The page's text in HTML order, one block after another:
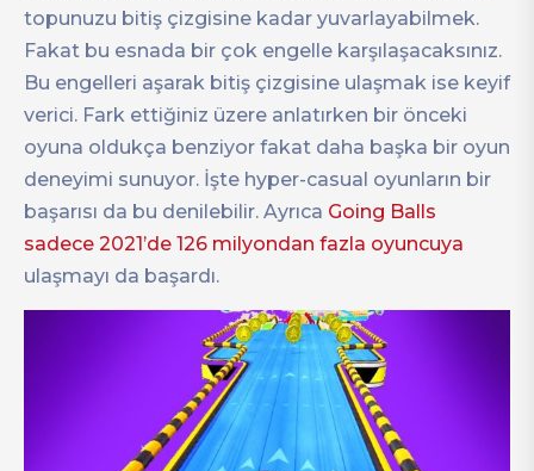
topunuzu bitiş çizgisine kadar yuvarlayabilmek.
Fakat bu esnada bir çok engelle karşılaşacaksınız.
Bu engelleri aşarak bitiş çizgisine ulaşmak ise keyif
verici. Fark ettiğiniz üzere anlatırken bir önceki
oyuna oldukça benziyor fakat daha başka bir oyun
deneyimi sunuyor. İşte hyper-casual oyunların bir
başarısı da bu denilebilir. Ayrıca Going Balls
sadece 2021’de 126 milyondan fazla oyuncuya
ulaşmayı da başardı.